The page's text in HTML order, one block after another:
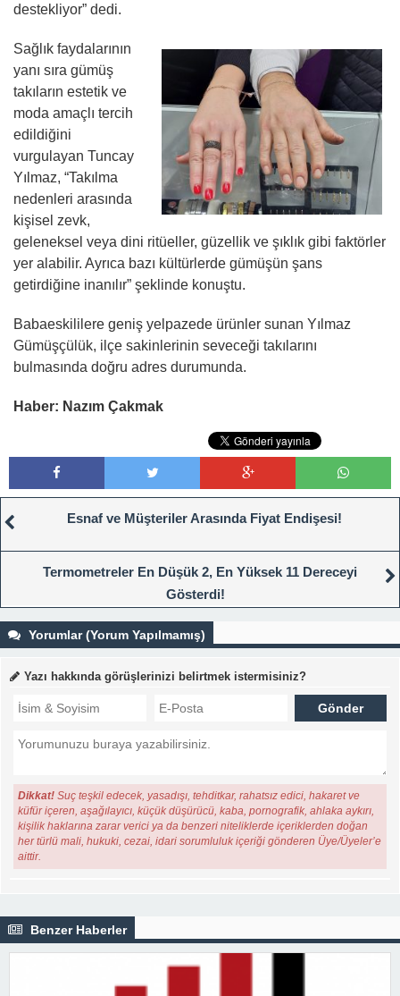
destekliyor” dedi.
Sağlık faydalarının
yanı sıra gümüş
takıların estetik ve
moda amaçlı tercih
edildiğini
vurgulayan Tuncay
Yılmaz, “Takılma
nedenleri arasında
kişisel zevk,
geleneksel veya dini ritüeller, güzellik ve şıklık gibi faktörler
yer alabilir. Ayrıca bazı kültürlerde gümüşün şans
getirdiğine inanılır” şeklinde konuştu.
Babaeskililere geniş yelpazede ürünler sunan Yılmaz
Gümüşçülük, ilçe sakinlerinin seveceği takılarını
bulmasında doğru adres durumunda.
Haber: Nazım Çakmak
Esnaf ve Müşteriler Arasında Fiyat Endişesi!
Termometreler En Düşük 2, En Yüksek 11 Dereceyi
Gösterdi!
Yorumlar (Yorum Yapılmamış)
Yazı hakkında görüşlerinizi belirtmek istermisiniz?
Dikkat! Suç teşkil edecek, yasadışı, tehditkar, rahatsız edici, hakaret ve
küfür içeren, aşağılayıcı, küçük düşürücü, kaba, pornografik, ahlaka aykırı,
kişilik haklarına zarar verici ya da benzeri niteliklerde içeriklerden doğan
her türlü mali, hukuki, cezai, idari sorumluluk içeriği gönderen Üye/Üyeler’e
aittir.
Benzer Haberler